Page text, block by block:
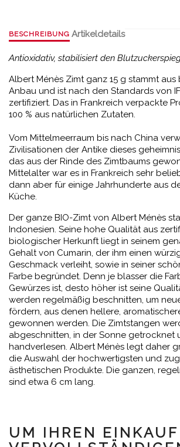
BESCHREIBUNG Artikeldetails
Antioxidativ, stabilisiert den
Albert Ménès Zimt ganz 15 g stammt
Anbau und ist nach den Standards von
zertifiziert. Das in Frankreich verpackte
100 % aus natürlichen Zutaten.
Vom Mittelmeerraum bis nach China
Zivilisationen der Antike dieses
das aus der Rinde des Zimtbaums
Mittelalter war es in Frankreich sehr
dann aber für einige Jahrhunderte aus
Küche.
Der ganze BIO-Zimt von Albert Ménès
Indonesien. Seine hohe Qualität aus
biologischer Herkunft liegt in seinem
Gehalt von Cumarin, der ihm einen
Geschmack verleiht, sowie in seiner
Farbe begründet. Denn je blasser die
Gewürzes ist, desto höher ist seine
werden regelmäßig beschnitten, um
fördern, aus denen hellere,
gewonnen werden. Die Zimtstangen
abgeschnitten, in der Sonne getrocknet
handverlesen. Albert Ménès legt daher
die Auswahl der hochwertigsten und
ästhetischen Produkte. Die ganzen,
sind etwa 6 cm lang.
UM IHREN